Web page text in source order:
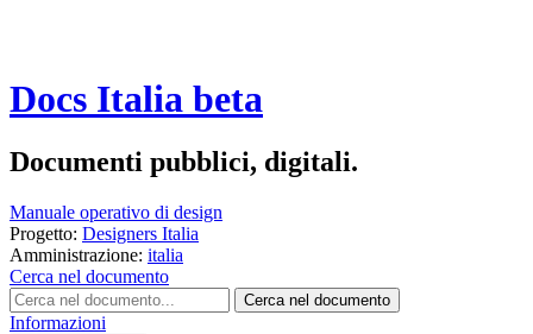
Docs Italia beta
Documenti pubblici, digitali.
Manuale operativo di design
Progetto: Designers Italia
Amministrazione: italia
Cerca nel documento
Cerca nel documento
Informazioni